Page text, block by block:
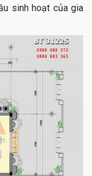
sinh hoạt của gia